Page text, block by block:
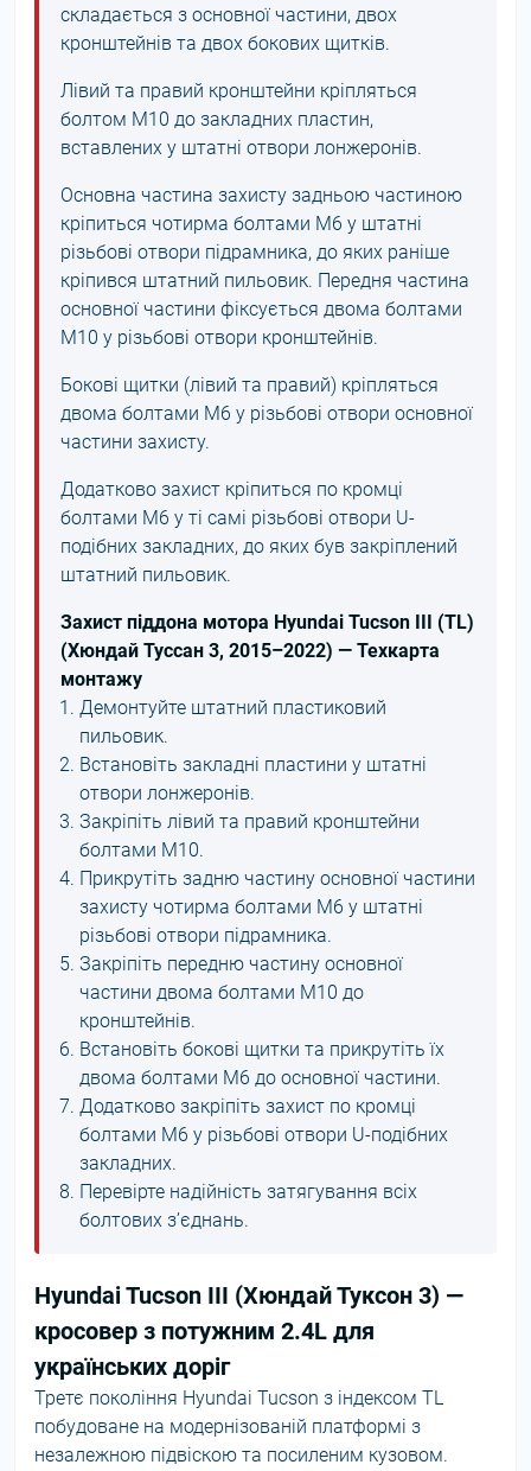
складається з основної частини, двох
кронштейнів та двох бокових щитків.
Лівий та правий кронштейни кріпляться
болтом М10 до закладних пластин,
вставлених у штатні отвори лонжеронів.
Основна частина захисту задньою частиною
кріпиться чотирма болтами М6 у штатні
різьбові отвори підрамника, до яких раніше
кріпився штатний пильовик. Передня частина
основної частини фіксується двома болтами
М10 у різьбові отвори кронштейнів.
Бокові щитки (лівий та правий) кріпляться
двома болтами М6 у різьбові отвори основної
частини захисту.
Додатково захист кріпиться по кромці
болтами М6 у ті самі різьбові отвори U-
подібних закладних, до яких був закріплений
штатний пильовик.
Захист піддона мотора Hyundai Tucson III (TL)
(Хюндай Туссан 3, 2015–2022) — Техкарта
монтажу
Демонтуйте штатний пластиковий
пильовик.
Встановіть закладні пластини у штатні
отвори лонжеронів.
Закріпіть лівий та правий кронштейни
болтами М10.
Прикрутіть задню частину основної частини
захисту чотирма болтами М6 у штатні
різьбові отвори підрамника.
Закріпіть передню частину основної
частини двома болтами М10 до
кронштейнів.
Встановіть бокові щитки та прикрутіть їх
двома болтами М6 до основної частини.
Додатково закріпіть захист по кромці
болтами М6 у різьбові отвори U-подібних
закладних.
Перевірте надійність затягування всіх
болтових з’єднань.
Hyundai Tucson III (Хюндай Туксон 3) —
кросовер з потужним 2.4L для
українських доріг
Третє покоління Hyundai Tucson з індексом TL
побудоване на модернізованій платформі з
незалежною підвіскою та посиленим кузовом.